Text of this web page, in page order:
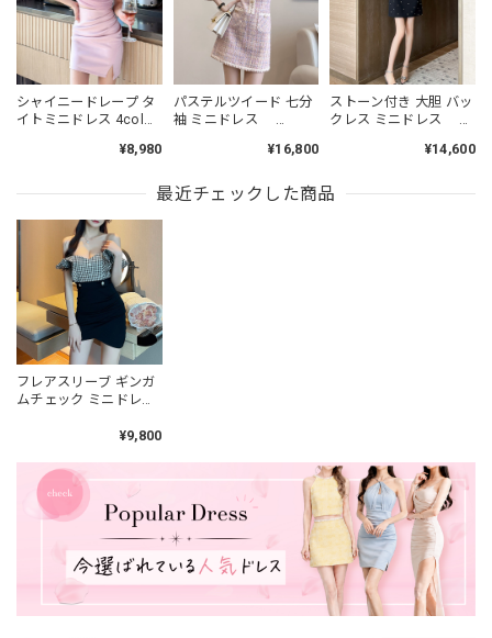
シャイニードレープ タ
イトミニドレス 4col
¥8,980
パステルツイード 七分
袖 ミニドレス
¥16,800
ストーン付き 大胆 バッ
クレス ミニドレス
¥14,600
最近チェックした商品
フレアスリーブ ギンガ
ムチェック ミニドレス
¥9,800